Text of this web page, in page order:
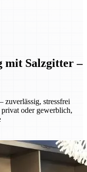
mit Salzgitter –
zuverlässig, stressfrei
oder gewerblich,